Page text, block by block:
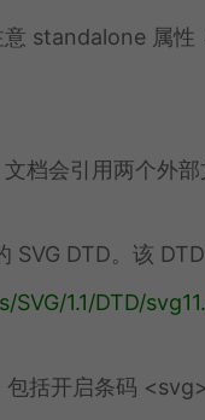
standalone 属性
档会引用两个外部
SVG DTD。该
1.1/DTD/
包括开启条码